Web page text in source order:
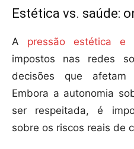
Estética vs. saúde:
A pressão estética
impostos nas redes
decisões que
Embora a autonomia
ser respeitada, é
sobre os riscos reais de